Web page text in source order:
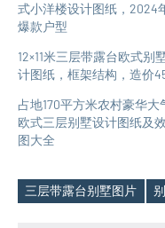
式小洋楼设计图纸，2024
爆款户型
12×11米三层带露台欧式别
计图纸，框架结构，造价
占地170平方米农村豪华大
欧式三层别墅设计图纸及
图大全
Tags
三层带露台别墅图片